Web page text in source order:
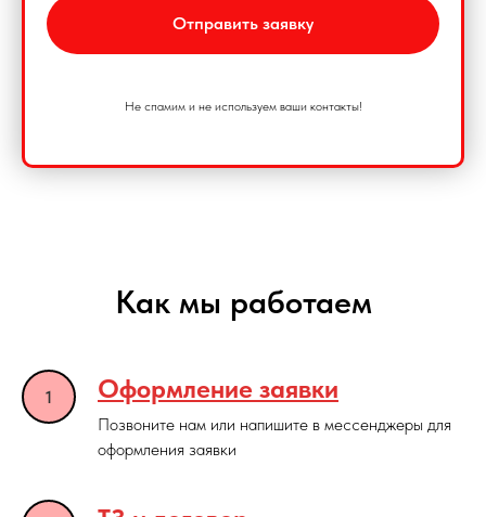
Отправить заявку
Не спамим и не используем ваши контакты!
Как мы работаем
Оформление заявки
Позвоните нам или напишите в мессенджеры для
оформления заявки